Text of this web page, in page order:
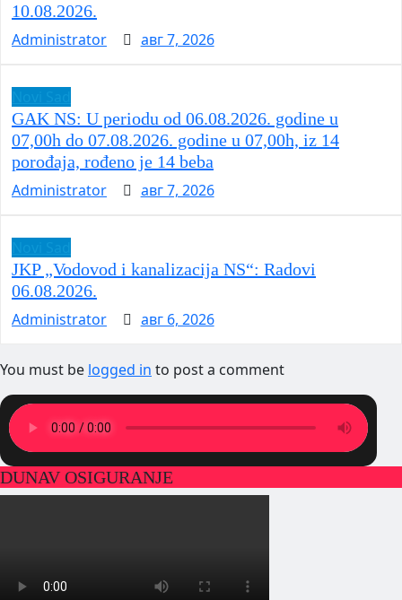
10.08.2026.
Administrator
авг 7, 2026
GAK NS: U periodu od 06.08.2026. godine u
07,00h do 07.08.2026. godine u 07,00h, iz 14
porođaja, rođeno je 14 beba
Administrator
авг 7, 2026
JKP „Vodovod i kanalizacija NS“: Radovi
06.08.2026.
Administrator
авг 6, 2026
You must be logged in to post a comment
DUNAV OSIGURANJE